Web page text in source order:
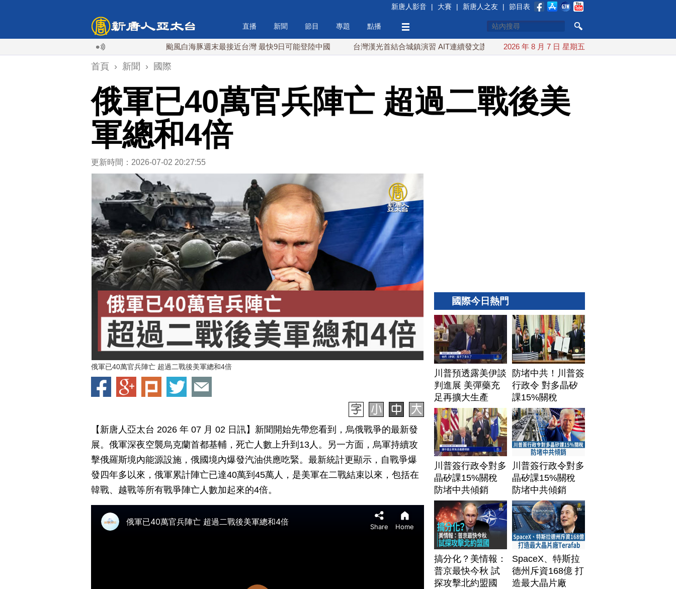
新唐人影音 | 大賽 | 新唐人之友 | 節目表
直播 新聞 節目 專題 點播
颱風白海豚週末最接近台灣 最快9日可能登陸中國 台灣漢光首結合城鎮演習 AIT連續發文讚「韌性台灣」 搞分化？美情報：普京最快今秋 試探攻擊北
2026 年 8 月 7 日 星期五
首頁 › 新聞 › 國際
俄軍已40萬官兵陣亡 超過二戰後美
軍總和4倍
更新時間：2026-07-02 20:27:55
俄軍已40萬官兵陣亡 超過二戰後美軍總和4倍
【新唐人亞太台 2026 年 07 月 02 日訊】新聞開始先帶您看到，烏俄戰爭的最新發
展。俄軍深夜空襲烏克蘭首都基輔，死亡人數上升到13人。另一方面，烏軍持續攻
擊俄羅斯境內能源設施，俄國境內爆發汽油供應吃緊。最新統計更顯示，自戰爭爆
發四年多以來，俄軍累計陣亡已達40萬到45萬人，是美軍在二戰結束以來，包括在
韓戰、越戰等所有戰爭陣亡人數加起來的4倍。
國際今日熱門
川普預透露美伊談
判進展 美彈藥充
足再擴大生產
防堵中共！川普簽
行政令 對多晶矽
課15%關稅
川普簽行政令對多
晶矽課15%關稅
防堵中共傾銷
川普簽行政令對多
晶矽課15%關稅
防堵中共傾銷
搞分化？美情報：
普京最快今秋 試
探攻擊北約盟國
SpaceX、特斯拉
德州斥資168億 打
造最大晶片廠